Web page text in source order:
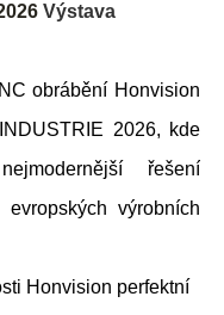
Výstava
obrábění Honvision
2026, kde
řešení
výrobních
Honvision perfektní